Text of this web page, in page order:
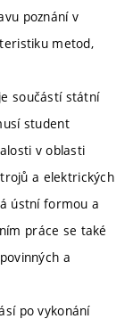
poznání v
metod,
součástí státní
student
v oblasti
a elektrických
ústní formou a
práce se také
a
po vykonání